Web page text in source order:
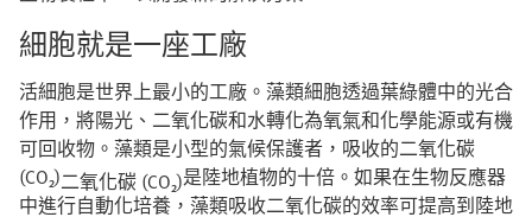
細胞就是一座工廠
活細胞是世界上最小的工廠。藻類細胞透過葉綠體中的光合
作用，將陽光、二氧化碳和水轉化為氧氣和化學能源或有機
可回收物。藻類是小型的氣候保護者，吸收的二氧化碳
(CO₂)二氧化碳 (CO₂)是陸地植物的十倍。如果在生物反應器
中進行自動化培養，藻類吸收二氧化碳的效率可提高到陸地